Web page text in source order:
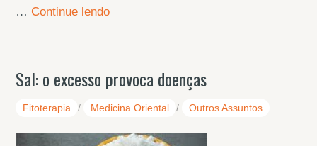
… Continue lendo
Sal: o excesso provoca doenças
Fitoterapia / Medicina Oriental / Outros Assuntos